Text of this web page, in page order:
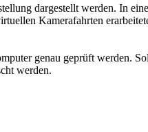
dargestellt werden. In
Kamerafahrten
genau geprüft werden.
werden.